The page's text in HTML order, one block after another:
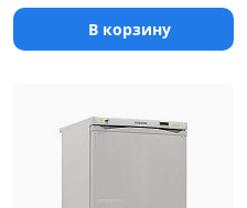
В корзину